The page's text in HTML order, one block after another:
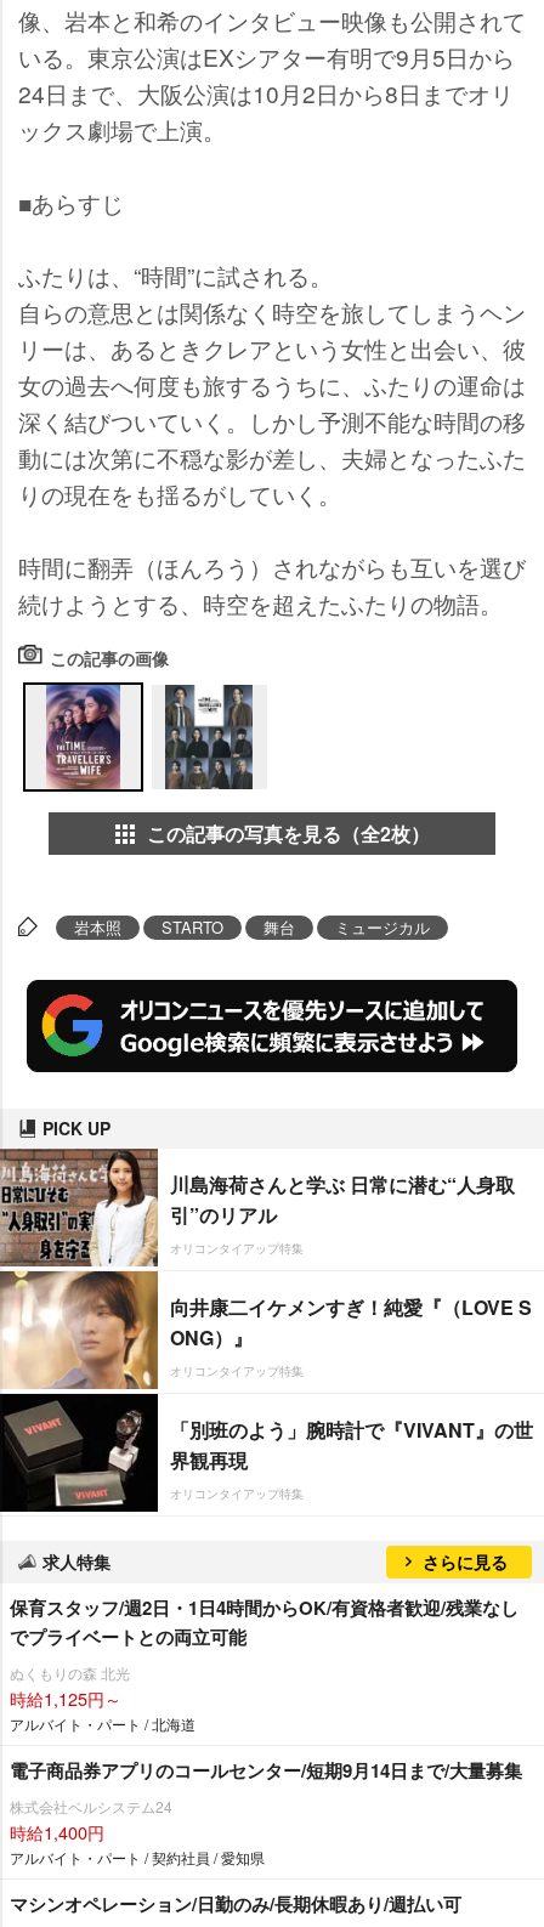
像、岩本と和希のインタビュー映像も公開されて
いる。東京公演はEXシアター有明で9月5日から
24日まで、大阪公演は10月2日から8日までオリ
ックス劇場で上演。
■あらすじ
ふたりは、“時間”に試される。
自らの意思とは関係なく時空を旅してしまうヘン
リーは、あるときクレアという女性と出会い、彼
女の過去へ何度も旅するうちに、ふたりの運命は
深く結びついていく。しかし予測不能な時間の移
動には次第に不穏な影が差し、夫婦となったふた
りの現在をも揺るがしていく。
時間に翻弄（ほんろう）されながらも互いを選び
続けようとする、時空を超えたふたりの物語。
この記事の画像
この記事の写真を見る（全2枚）
本照 STARTO 舞台 ミュージカル
PICK UP
川島海荷さんと学ぶ 日常に潜む“人身取
引”のリアル
オリコンタイアップ特集
向井康二イケメンすぎ！純愛『（LOVE S
ONG）』
オリコンタイアップ特集
「別班のよう」腕時計で『VIVANT』の世
界観再現
オリコンタイアップ特集
求人特集 さらに見る
保育スタッフ/週2日・1日4時間からOK/有資格者歓迎/残業なし
でプライベートとの両立可能
ぬくもりの森 北光
時給1,125円～
アルバイト・パート / 北海道
電子商品券アプリのコールセンター/短期9月14日まで/大量募集
株式会社ベルシステム24
時給1,400円
アルバイト・パート / 契約社員 / 愛知県
マシンオペレーション/日勤のみ/長期休暇あり/週払い可